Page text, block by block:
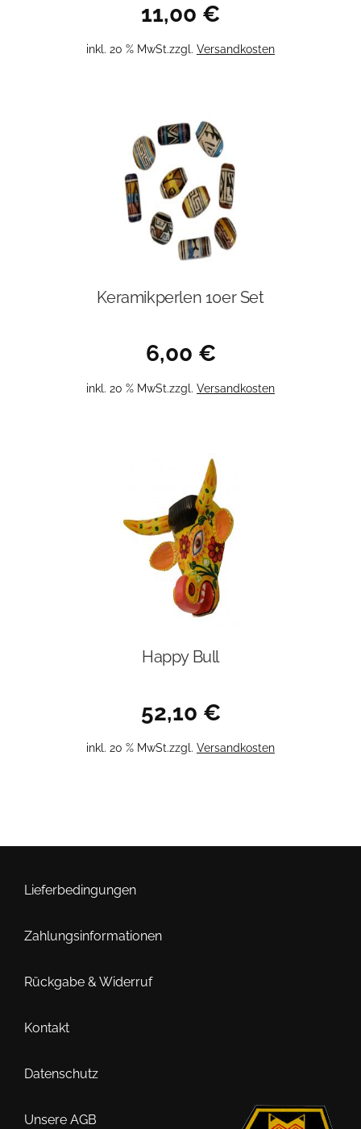
11,00 €
inkl. 20 % MwSt.zzgl. Versandkosten
Keramikperlen 10er Set
6,00 €
inkl. 20 % MwSt.zzgl. Versandkosten
Happy Bull
52,10 €
inkl. 20 % MwSt.zzgl. Versandkosten
Lieferbedingungen
Zahlungsinformationen
Rückgabe & Widerruf
Kontakt
Datenschutz
Unsere AGB